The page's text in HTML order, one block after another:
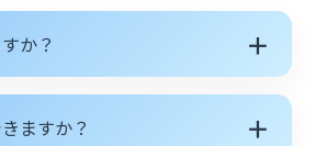
か？ ＋
ますか？ ＋